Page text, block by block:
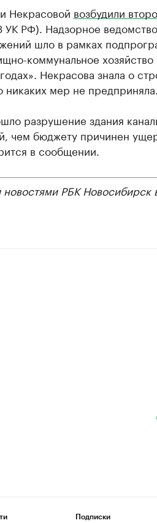
Некрасовой возбудили
УК РФ). Надзорное
шло в рамках
коммунальное
Некрасова знала о
мер не предприняла.
разрушение здания
чем бюджету причинен
в сообщении.
РБК Новосибирск
Подписки